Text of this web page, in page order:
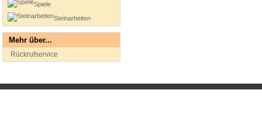
Spiele
Steinarbeiten
Mehr über...
Rückrufservice